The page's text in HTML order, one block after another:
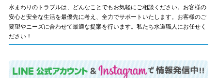
水まわりのトラブルは、どんなことでもお気軽にご相談ください。お客様の
安心と安全な生活を最優先に考え、全力でサポートいたします。お客様のご
要望やニーズに合わせて最適な提案を行います。私たち水道職人にお任せく
ださい！